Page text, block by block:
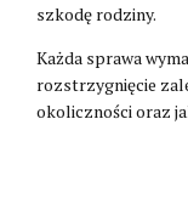
szkodę rodziny.
Każda sprawa
rozstrzygnięcie
okoliczności oraz